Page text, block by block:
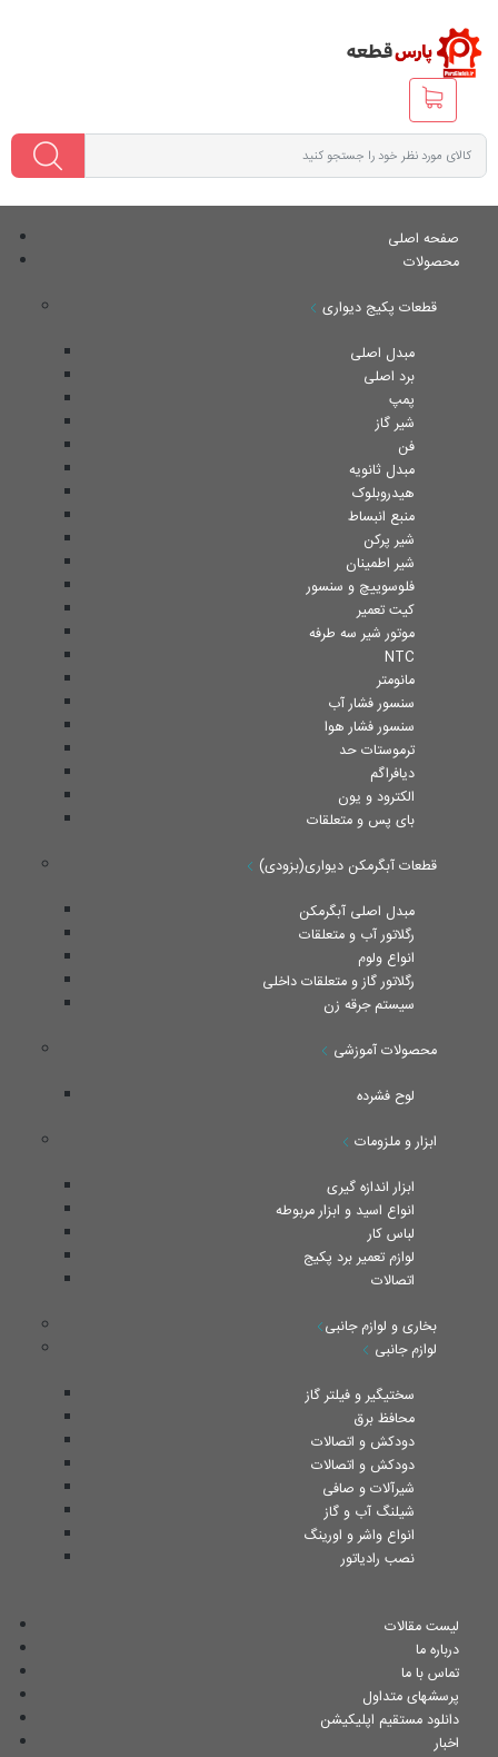
صفحه اصلی
محصولات
قطعات پکیج دیواری
مبدل اصلی
برد اصلی
پمپ
شیر گاز
فن
مبدل ثانویه
هیدروبلوک
منبع انبساط
شیر پرکن
شیر اطمینان
فلوسوییچ و سنسور
کیت تعمیر
موتور شیر سه طرفه
NTC
مانومتر
سنسور فشار آب
سنسور فشار هوا
ترموستات حد
دیافراگم
الکترود و یون
بای پس و متعلقات
قطعات آبگرمکن دیواری(بزودی)
مبدل اصلی آبگرمکن
رگلاتور آب و متعلقات
انواع ولوم
رگلاتور گاز و متعلقات داخلی
سیستم جرقه زن
محصولات آموزشی
لوح فشرده
ابزار و ملزومات
ابزار اندازه گیری
انواع اسید و ابزار مربوطه
لباس کار
لوازم تعمیر برد پکیج
اتصالات
بخاری و لوازم جانبی
لوازم جانبی
سختیگیر و فیلتر گاز
محافظ برق
دودکش و اتصالات
دودکش و اتصالات
شیرآلات و صافی
شیلنگ آب و گاز
انواع واشر و اورینگ
نصب رادیاتور
لیست مقالات
درباره ما
تماس با ما
پرسشهای متداول
دانلود مستقیم اپلیکیشن
اخبار